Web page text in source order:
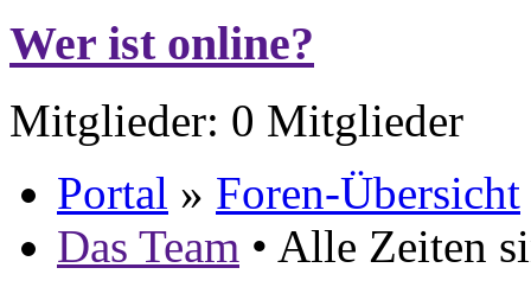
Wer ist online?
Mitglieder: 0 Mitglieder
Portal » Foren-Übersicht
Das Team • Alle Zeiten